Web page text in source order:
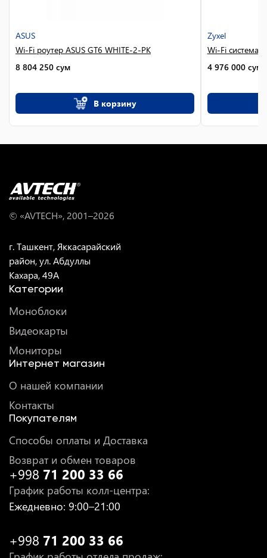
ASUS
Wi-Fi роутер ASUS GT6 WHITE-2-PK
8 804 250 сум
В корзину
Zyxel
Wi-Fi система
4 976 000 сум
© «AVTECH», 2001–2026
г. Ташкент, Яккасарайский
район, ул. Абдуллы
Кахара, 49A
Категории
Моноблоки
Видеокарты
Мониторы
Интернет магазин
О нашей компании
Контакты
Покупателям
Способы оплаты и Доставка
Возврат и обмен товаров
+998 71 200 33 66
График работы колл-центра:
Ежедневно: 9:00–21:00
+998 71 200 33 66